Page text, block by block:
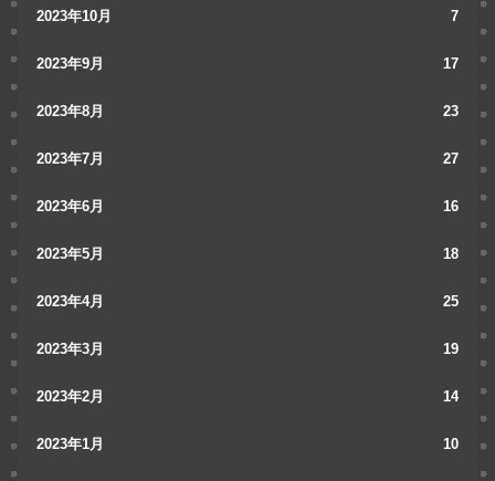
2023年10月 7
2023年9月 17
2023年8月 23
2023年7月 27
2023年6月 16
2023年5月 18
2023年4月 25
2023年3月 19
2023年2月 14
2023年1月 10